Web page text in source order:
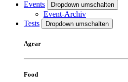
Events
Dropdown umschalten
Event-Archiv
Tests
Dropdown umschalten
Agrar
Food